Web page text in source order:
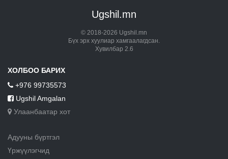
Ugshil.mn
© 2018-2026 Ugshil.mn
Бүх эрх хуулиар хамгаалагдсан.
Хувилбар 2.6
ХОЛБОО БАРИХ
+976 99735573
Ugshil Amgalan
Улаанбаатар хот
Адууны бүртгэл
Үржүүлэгчид